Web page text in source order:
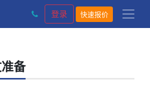
登录 快速报价
备